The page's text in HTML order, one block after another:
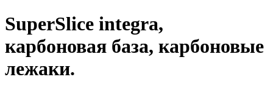
SuperSlice integra,
карбоновая база, карбоновые
лежаки.